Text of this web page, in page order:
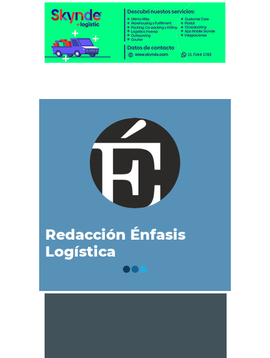
Redacción Énfasis
Logística